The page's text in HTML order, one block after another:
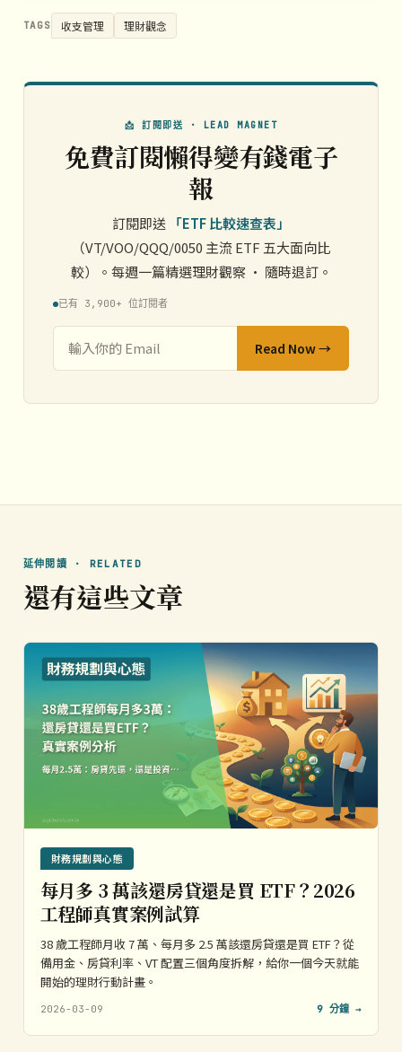
TAGS 收支管理 理財觀念
📩 訂閱即送 · LEAD MAGNET
免費訂閱懶得變有錢電子
報
訂閱即送 「ETF 比較速查表」
（VT/VOO/QQQ/0050 主流 ETF 五大面向比
較）。每週一篇精選理財觀察 · 隨時退訂。
已有 3,900+ 位訂閱者
Read Now →
延伸閱讀 · RELATED
還有這些文章
財務規劃與心態
每月多 3 萬該還房貸還是買 ETF？2026
工程師真實案例試算
38 歲工程師月收 7 萬、每月多 2.5 萬該還房貸還是買 ETF？從
備用金、房貸利率、VT 配置三個角度拆解，給你一個今天就能
開始的理財行動計畫。
2026-03-09 9 分鐘 →